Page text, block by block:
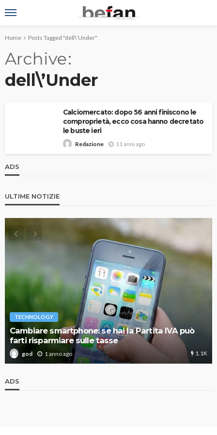
Home Posts Tagged "dell\’Under"
Archive
dell\’Under
Calciomercato: dopo 56 anni finiscono le
comproprietà, ecco cosa hanno decretato
le buste ieri
Redazione 11 anni ago
ADS
ULTIME NOTIZIE
TECHNOLOGY
Cambiare smartphone: se hai la Partita IVA può
farti risparmiare sulle tasse
god 1 anno ago 1.1K
ADS